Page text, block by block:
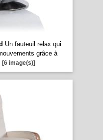
Un fauteuil relax qui
grâce à
[6 image(s)]